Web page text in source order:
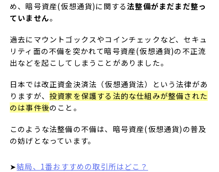
め、暗号資産(仮想通貨)に関する法整備がまだまだ整っ
ていません。
過去にマウントゴックスやコインチェックなど、セキュ
リティ面の不備を突かれて暗号資産(仮想通貨)の不正流
出などを起こしてしまうことがありました。
日本では改正資金決済法（仮想通貨法）という法律があ
りますが、投資家を保護する法的な仕組みが整備された
のは事件後のこと。
このような法整備の不備は、暗号資産(仮想通貨)の普及
の妨げとなっています。
➤結局、1番おすすめの取引所はどこ？